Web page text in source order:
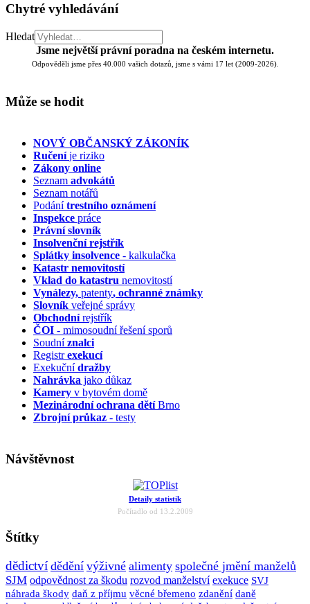
Chytré vyhledávání
Hledat
Jsme největší právní poradna na českém internetu.
Odpověděli jsme přes 40.000 vašich dotazů, jsme s vámi 17 let (2009-2026).
Může se hodit
NOVÝ OBČANSKÝ ZÁKONÍK
Ručeníje riziko
Zákony online
Seznam advokátů
Seznam notářů
Podánítrestního oznámení
Inspekce práce
Právní slovník
Insolvenčnírejstřík
Splátky insolvence - kalkulačka
Katastr nemovitostí
Vklad do katastru nemovitostí
Vynálezy, patenty, ochranné známky
Slovník veřejné správy
Obchodnírejstřík
ČOI - mimosoudní řešení sporů
Soudníznalci
Registrexekucí
Exekučnídražby
Nahrávka jako důkaz
Kamery v bytovém domě
Mezinárodní ochrana dětíBrno
Zbrojní průkaz - testy
Návštěvnost
Detaily statistik
Počítadlo od 13.2.2009
Štítky
dědictví dědění výživné alimenty společné jmění manželů
SJM odpovědnost za škodu rozvod manželství exekuce SVJ
náhrada škody daň z příjmu věcné břemeno zdanění daně